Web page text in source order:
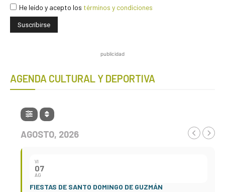
He leído y acepto los términos y condiciones
publicidad
AGENDA CULTURAL Y DEPORTIVA
AGOSTO, 2026
VI
07
AG
FIESTAS DE SANTO DOMINGO DE GUZMÁN